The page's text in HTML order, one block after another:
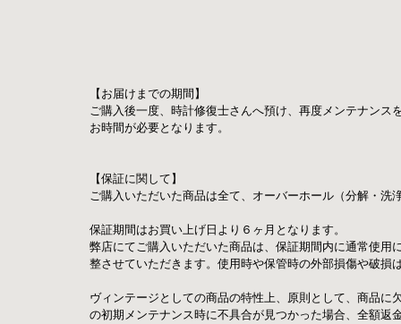
【お届けまでの期間】
ご購入後一度、時計修復士さんへ預け、再度メンテナン
お時間が必要となります。
【保証に関して】
ご購入いただいた商品は全て、オーバーホール（分解・洗
保証期間はお買い上げ日より６ヶ月となります。
弊店にてご購入いただいた商品は、保証期間内に通常使
整させていただきます。使用時や保管時の外部損傷や破損
ヴィンテージとしての商品の特性上、原則として、商品
の初期メンテナンス時に不具合が見つかった場合、全額返